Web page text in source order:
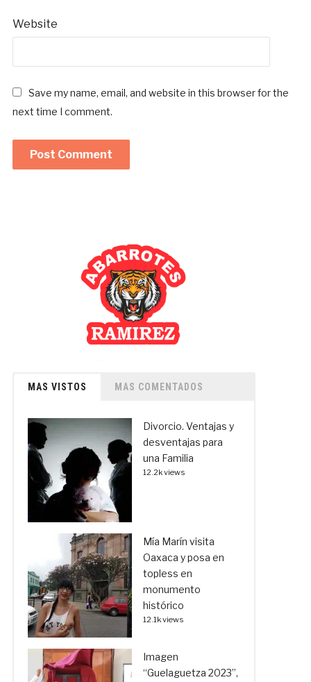
Website
Save my name, email, and website in this browser for the
next time I comment.
MAS VISTOS MAS COMENTADOS
Divorcio. Ventajas y
desventajas para
una Familia
12.2k views
Mía Marín visita
Oaxaca y posa en
topless en
monumento
histórico
12.1k views
Imagen
“Guelaguetza 2023”,